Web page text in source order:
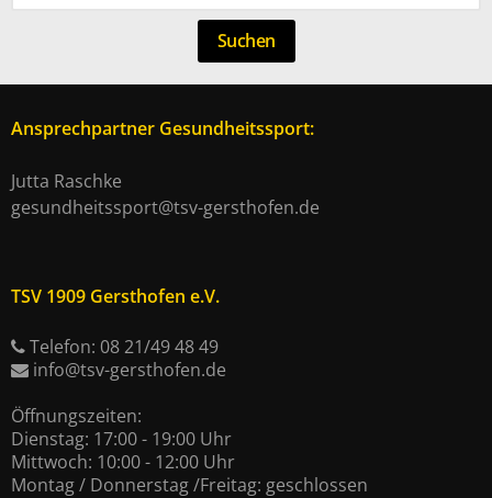
Suchen
Ansprechpartner Gesundheitssport:
Jutta Raschke
gesundheitssport@tsv-gersthofen.de
TSV 1909 Gersthofen e.V.
Telefon: 08 21/49 48 49
info@tsv-gersthofen.de
Öffnungszeiten:
Dienstag: 17:00 - 19:00 Uhr
Mittwoch: 10:00 - 12:00 Uhr
Montag / Donnerstag /Freitag: geschlossen